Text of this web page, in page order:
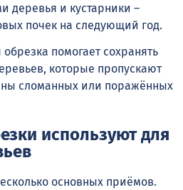
деревья и кустарники –
почек на следующий год.
помогает сохранять
которые пропускают
сломанных или поражённых
используют для
основных приёмов.